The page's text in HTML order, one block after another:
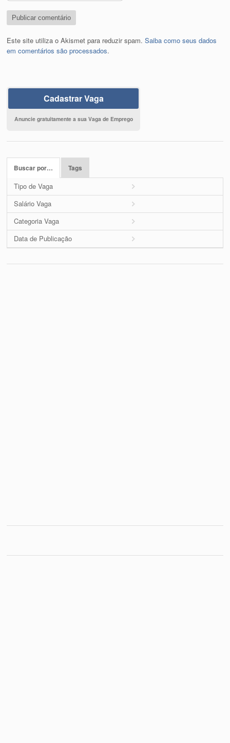
Este site utiliza o Akismet para reduzir spam.Saiba como seus dados
em comentários são processados.
Cadastrar Vaga
Anuncie gratuitamente a sua Vaga de Emprego
Buscar por… Tags
Tipo de Vaga
Salário Vaga
Categoria Vaga
Data de Publicação